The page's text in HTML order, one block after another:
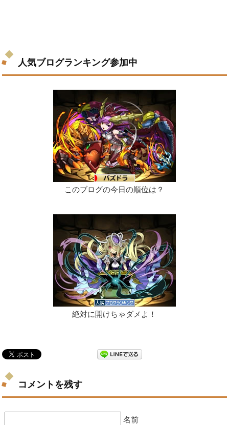
人気ブログランキング参加中
このブログの今日の順位は？
絶対に開けちゃダメよ！
コメントを残す
名前